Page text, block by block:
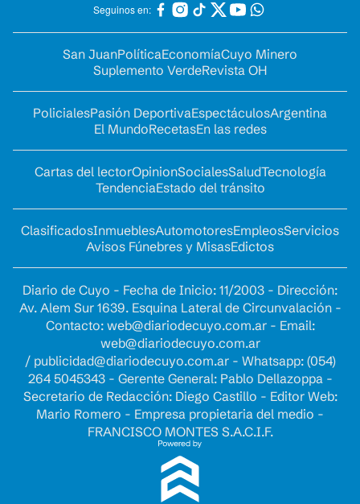
Seguinos en:
San JuanPolíticaEconomíaCuyo Minero
Suplemento VerdeRevista OH
PolicialesPasión DeportivaEspectáculosArgentina
El MundoRecetasEn las redes
Cartas del lectorOpinionSocialesSaludTecnología
TendenciaEstado del tránsito
ClasificadosInmueblesAutomotoresEmpleosServicios
Avisos Fúnebres y MisasEdictos
Diario de Cuyo - Fecha de Inicio: 11/2003 - Dirección:
Av. Alem Sur 1639. Esquina Lateral de Circunvalación -
Contacto: web@diariodecuyo.com.ar- Email:
web@diariodecuyo.com.ar
/ publicidad@diariodecuyo.com.ar- Whatsapp: (054)
264 5045343 - Gerente General: Pablo Dellazoppa -
Secretario de Redacción: Diego Castillo - Editor Web:
Mario Romero - Empresa propietaria del medio -
FRANCISCO MONTES S.A.C.I.F.